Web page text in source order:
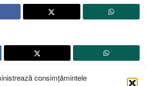
consimțămintele